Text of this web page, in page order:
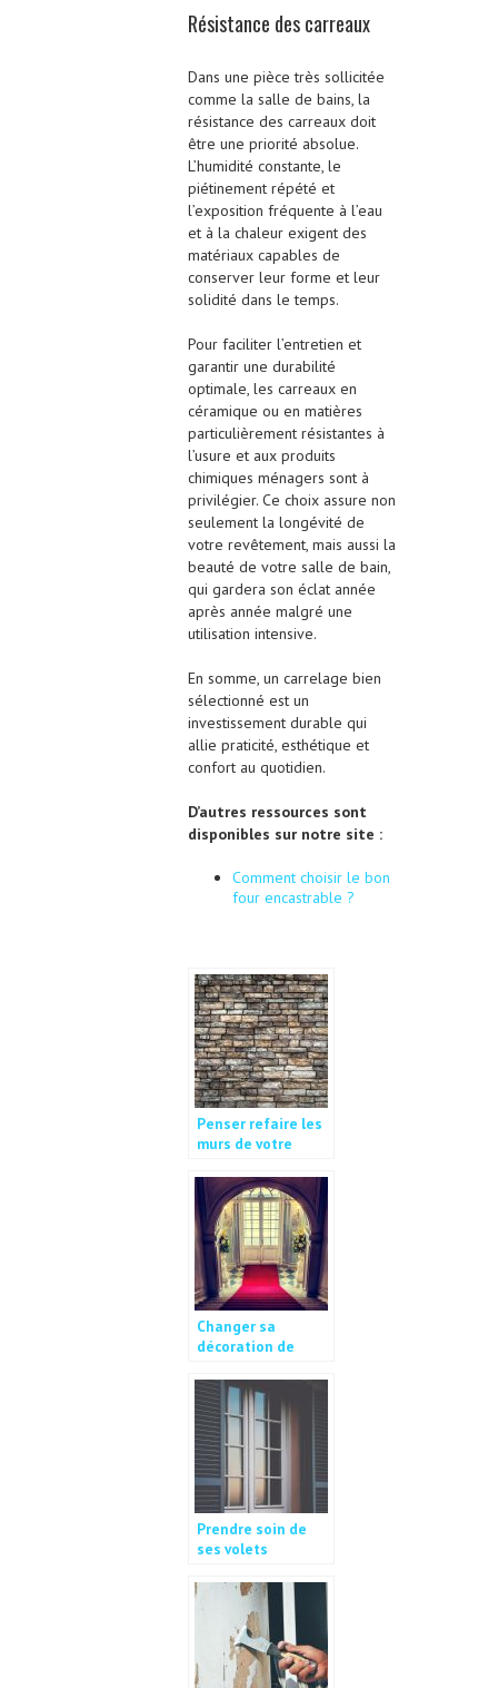
Résistance des carreaux
Dans une pièce très sollicitée
comme la salle de bains, la
résistance des carreaux doit
être une priorité absolue.
L’humidité constante, le
piétinement répété et
l’exposition fréquente à l’eau
et à la chaleur exigent des
matériaux capables de
conserver leur forme et leur
solidité dans le temps.
Pour faciliter l’entretien et
garantir une durabilité
optimale, les carreaux en
céramique ou en matières
particulièrement résistantes à
l’usure et aux produits
chimiques ménagers sont à
privilégier. Ce choix assure non
seulement la longévité de
votre revêtement, mais aussi la
beauté de votre salle de bain,
qui gardera son éclat année
après année malgré une
utilisation intensive.
En somme, un carrelage bien
sélectionné est un
investissement durable qui
allie praticité, esthétique et
confort au quotidien.
D’autres ressources sont
disponibles sur notre site :
Comment choisir le bon
four encastrable ?
Penser refaire les
murs de votre
autre.
Changer sa
décoration de
en autre.
Prendre soin de
ses volets